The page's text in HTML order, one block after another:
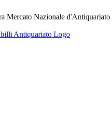
Mercato Nazionale d'Antiquariato